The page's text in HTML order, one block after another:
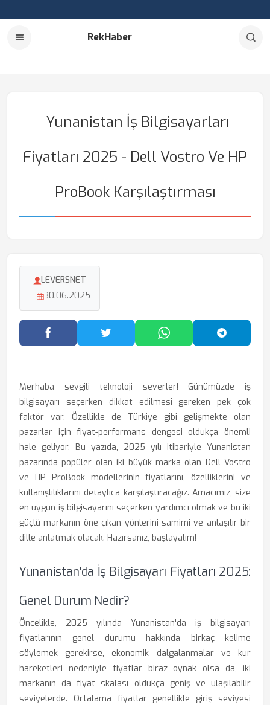
RekHaber
Yunanistan İş Bilgisayarları
Fiyatları 2025 - Dell Vostro Ve HP
ProBook Karşılaştırması
LEVERSNET
30.06.2025
Facebook'ta PaylaşTwitter'da PaylaşWhatsApp'ta Paylaş
Merhaba sevgili teknoloji severler! Günümüzde iş
bilgisayarı seçerken dikkat edilmesi gereken pek çok
faktör var. Özellikle de Türkiye gibi gelişmekte olan
pazarlar için fiyat-performans dengesi oldukça önemli
hale geliyor. Bu yazıda, 2025 yılı itibariyle Yunanistan
pazarında popüler olan iki büyük marka olan Dell Vostro
ve HP ProBook modellerinin fiyatlarını, özelliklerini ve
kullanışlılıklarını detaylıca karşılaştıracağız. Amacımız, size
en uygun iş bilgisayarını seçerken yardımcı olmak ve bu iki
güçlü markanın öne çıkan yönlerini samimi ve anlaşılır bir
dille anlatmak olacak. Hazırsanız, başlayalım!
Yunanistan'da İş Bilgisayarı Fiyatları 2025:
Genel Durum Nedir?
Öncelikle, 2025 yılında Yunanistan'da iş bilgisayarı
fiyatlarının genel durumu hakkında birkaç kelime
söylemek gerekirse, ekonomik dalgalanmalar ve kur
hareketleri nedeniyle fiyatlar biraz oynak olsa da, iki
markanın da fiyat skalası oldukça geniş ve ulaşılabilir
seviyelerde. Ortalama fiyatlar genellikle giriş seviyesi